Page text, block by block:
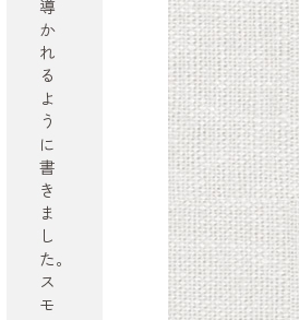
導
か
れ
る
よ
う
に
書
き
ま
し
た。
ス
モ